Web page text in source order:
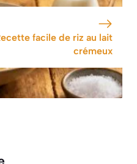
facile de riz au lait
crémeux